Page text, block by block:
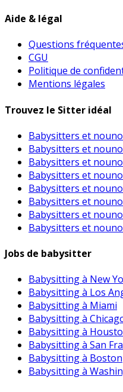
Aide & légal
Questions
CGU
Politique de
Mentions légales
Trouvez le Sitter idéal
Babysitters et
Babysitters et
Babysitters et
Babysitters et
Babysitters et
Babysitters et
Babysitters et
Babysitters et
Jobs de babysitter
Babysitting à New
Babysitting à Los
Babysitting à Miami
Babysitting à
Babysitting à
Babysitting à San
Babysitting à Boston
Babysitting à